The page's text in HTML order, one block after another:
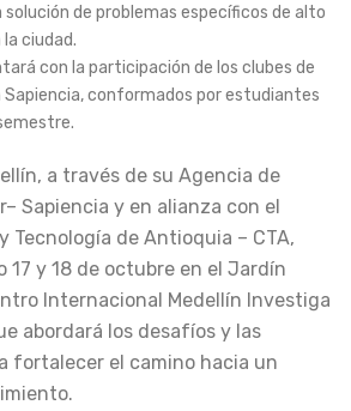
de problemas específicos de alto
ciudad.
con la participación de los clubes de
conformados por estudiantes
a través de su Agencia de
Sapiencia y en alianza con el
Tecnología de Antioquia – CTA,
17 y 18 de octubre en el Jardín
Internacional Medellín Investiga
abordará los desafíos y las
fortalecer el camino hacia un